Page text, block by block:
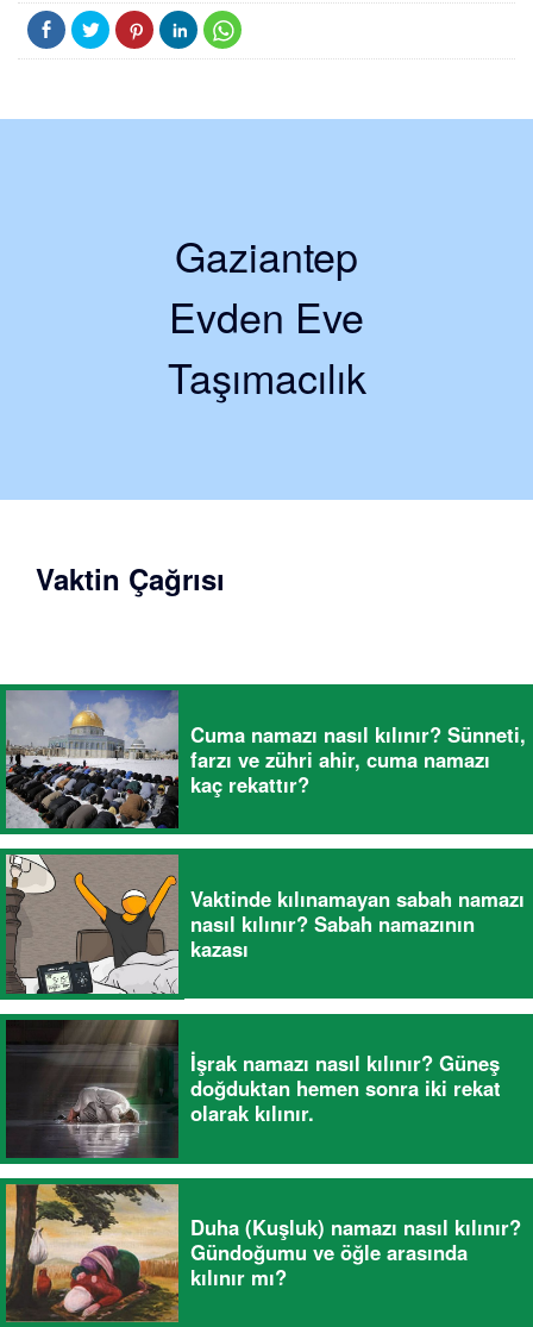
Gaziantep
Evden Eve
Taşımacılık
Vaktin Çağrısı
Cuma namazı nasıl kılınır? Sünneti,
farzı ve zühri ahir, cuma namazı
kaç rekattır?
Vaktinde kılınamayan sabah namazı
nasıl kılınır? Sabah namazının
kazası
İşrak namazı nasıl kılınır? Güneş
doğduktan hemen sonra iki rekat
olarak kılınır.
Duha (Kuşluk) namazı nasıl kılınır?
Gündoğumu ve öğle arasında
kılınır mı?